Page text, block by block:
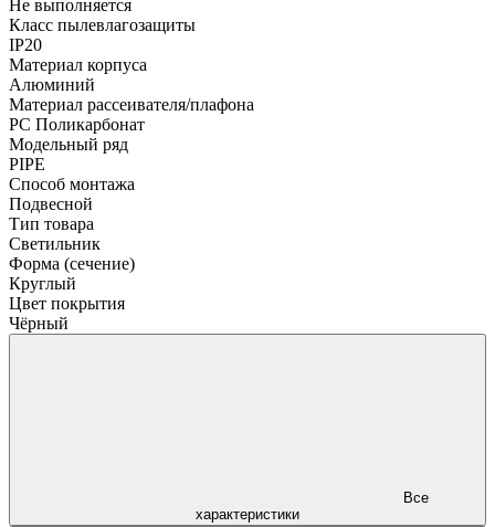
Не выполняется
Класс пылевлагозащиты
IP20
Материал корпуса
Алюминий
Материал рассеивателя/плафона
PC Поликарбонат
Модельный ряд
PIPE
Способ монтажа
Подвесной
Тип товара
Светильник
Форма (сечение)
Круглый
Цвет покрытия
Чёрный
характеристики